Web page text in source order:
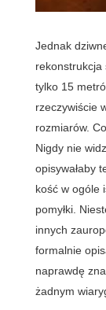
Jednak
rekonstrukcja
tylko 15
rzeczywiście
rozmiarów.
Nigdy nie
opisywałaby
kość w ogóle
pomyłki.
innych
formalnie
naprawdę
żadnym